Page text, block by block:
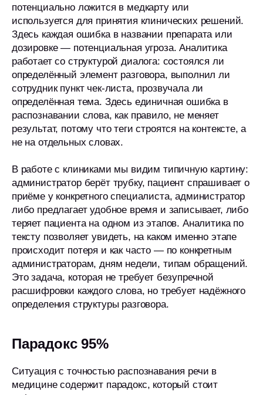
потенциально ложится в медкарту или
используется для принятия клинических решений.
Здесь каждая ошибка в названии препарата или
дозировке — потенциальная угроза. Аналитика
работает со структурой диалога: состоялся ли
определённый элемент разговора, выполнил ли
сотрудник пункт чек-листа, прозвучала ли
определённая тема. Здесь единичная ошибка в
распознавании слова, как правило, не меняет
результат, потому что теги строятся на контексте, а
не на отдельных словах.
В работе с клиниками мы видим типичную картину:
администратор берёт трубку, пациент спрашивает о
приёме у конкретного специалиста, администратор
либо предлагает удобное время и записывает, либо
теряет пациента на одном из этапов. Аналитика по
тексту позволяет увидеть, на каком именно этапе
происходит потеря и как часто — по конкретным
администраторам, дням недели, типам обращений.
Это задача, которая не требует безупречной
расшифровки каждого слова, но требует надёжного
определения структуры разговора.
Парадокс 95%
Ситуация с точностью распознавания речи в
медицине содержит парадокс, который стоит